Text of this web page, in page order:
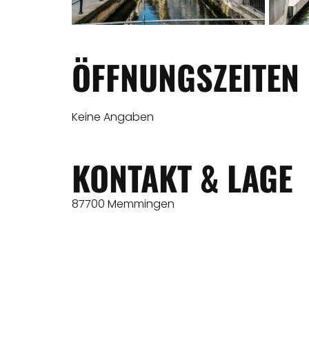
ÖFFNUNGSZEITEN
Keine Angaben
KONTAKT & LAGE
87700 Memmingen